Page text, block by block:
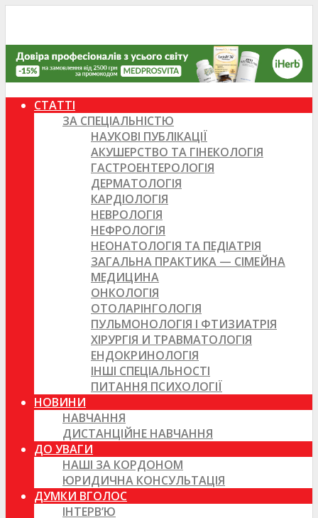
СТАТТІ
ЗА СПЕЦІАЛЬНІСТЮ
НАУКОВІ ПУБЛІКАЦІЇ
АКУШЕРСТВО ТА ГІНЕКОЛОГІЯ
ГАСТРОЕНТЕРОЛОГІЯ
ДЕРМАТОЛОГІЯ
КАРДІОЛОГІЯ
НЕВРОЛОГІЯ
НЕФРОЛОГІЯ
НЕОНАТОЛОГІЯ ТА ПЕДІАТРІЯ
ЗАГАЛЬНА ПРАКТИКА — СІМЕЙНА
МЕДИЦИНА
ОНКОЛОГІЯ
ОТОЛАРІНГОЛОГІЯ
ПУЛЬМОНОЛОГІЯ І ФТИЗИАТРІЯ
ХІРУРГІЯ И ТРАВМАТОЛОГІЯ
ЕНДОКРИНОЛОГІЯ
ІНШІ СПЕЦІАЛЬНОСТІ
ПИТАННЯ ПСИХОЛОГІЇ
НОВИНИ
НАВЧАННЯ
ДИСТАНЦІЙНЕ НАВЧАННЯ
ДО УВАГИ
НАШІ ЗА КОРДОНОМ
ЮРИДИЧНА КОНСУЛЬТАЦІЯ
ДУМКИ ВГОЛОС
ІНТЕРВ’Ю